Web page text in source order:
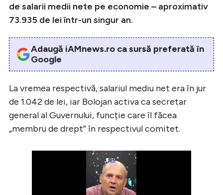
de salarii medii nete pe economie – aproximativ
73.935 de lei într-un singur an.
Adaugă iAMnews.ro ca sursă preferată în
Google
La vremea respectivă, salariul mediu net era în jur
de 1.042 de lei, iar Bolojan activa ca secretar
general al Guvernului, funcție care îl făcea
„membru de drept” în respectivul comitet.